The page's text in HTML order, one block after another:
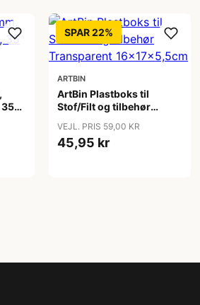
35
SPAR 22%
ARTBIN
ArtBin Plastboks til
Stof/Filt og tilbehør
16x17x5,5cm
VEJL. PRIS 59,00 KR
45,95 kr